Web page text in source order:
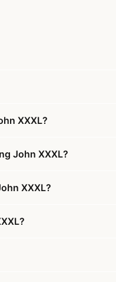
XXXL?
John XXXL?
XXXL?